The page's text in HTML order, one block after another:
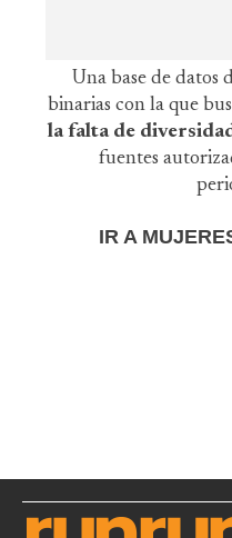
Una base de datos
binarias con la que
la falta de
fuentes
IR A